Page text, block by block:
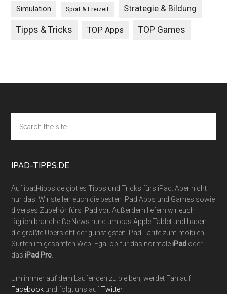
Simulation Sport & Freizeit Strategie & Bildung
Tipps & Tricks TOP Apps TOP Games
Footer
the
site
IPAD-TIPPS.DE
Auf ipad-tipps.de gibt es Tipps und Tricks fürs iPad. Aber nicht
nur das! Wir stellen euch die besten iPad Apps und Games sowie
diverses Zubehör fürs iPad vor. Außerdem liefern wir euch
täglich brandheiße News rund um das Apple Tablet und haben
die größte Übersicht der günstigsten iPad Tarife zum mobilen
Surfen im gesamten Web. Egal ob für das normaleiPad oder
dasiPad Pro
Um immer auf dem Laufenden zu bleiben, werdet Fan auf
Facebook und folgt uns aufTwitter.